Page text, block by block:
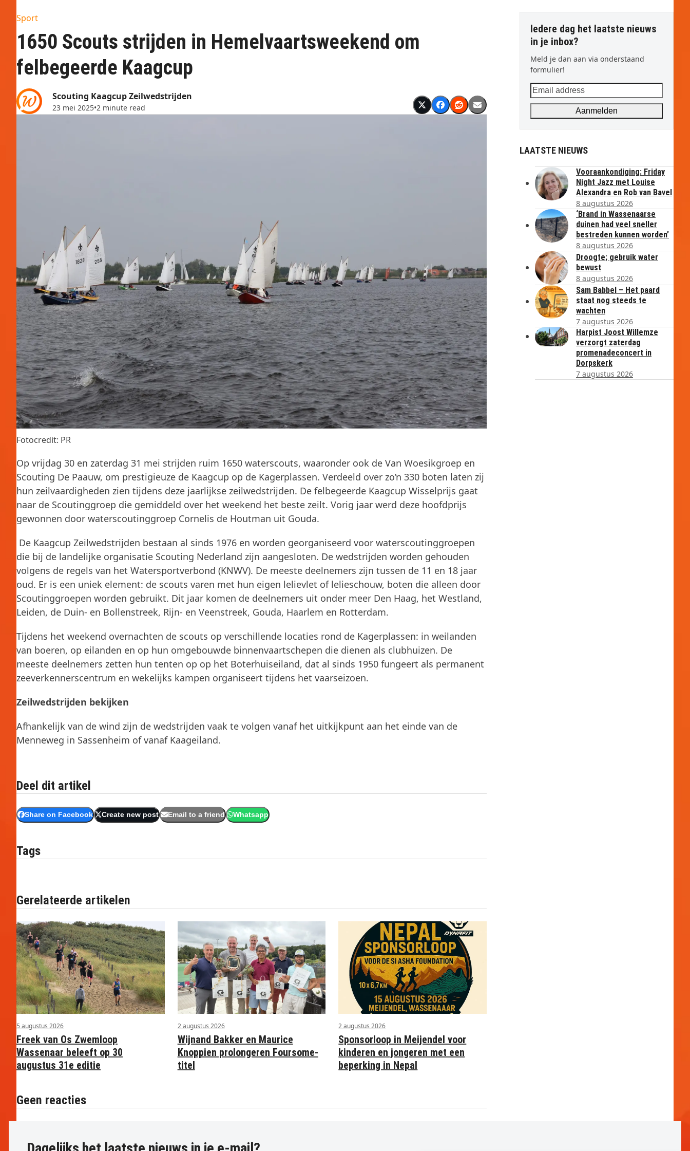
Sport
1650 Scouts strijden in Hemelvaartsweekend om
felbegeerde Kaagcup
Scouting Kaagcup Zeilwedstrijden
23 mei 2025•2 minute read
Fotocredit: PR
Op vrijdag 30 en zaterdag 31 mei strijden ruim 1650 waterscouts, waaronder ook de Van Woesikgroep en
Scouting De Paauw, om prestigieuze de Kaagcup op de Kagerplassen. Verdeeld over zo’n 330 boten laten zij
hun zeilvaardigheden zien tijdens deze jaarlijkse zeilwedstrijden. De felbegeerde Kaagcup Wisselprijs gaat
naar de Scoutinggroep die gemiddeld over het weekend het beste zeilt. Vorig jaar werd deze hoofdprijs
gewonnen door waterscoutinggroep Cornelis de Houtman uit Gouda.
De Kaagcup Zeilwedstrijden bestaan al sinds 1976 en worden georganiseerd voor waterscoutinggroepen
die bij de landelijke organisatie Scouting Nederland zijn aangesloten. De wedstrijden worden gehouden
volgens de regels van het Watersportverbond (KNWV). De meeste deelnemers zijn tussen de 11 en 18 jaar
oud. Er is een uniek element: de scouts varen met hun eigen lelievlet of lelieschouw, boten die alleen door
Scoutinggroepen worden gebruikt. Dit jaar komen de deelnemers uit onder meer Den Haag, het Westland,
Leiden, de Duin- en Bollenstreek, Rijn- en Veenstreek, Gouda, Haarlem en Rotterdam.
Tijdens het weekend overnachten de scouts op verschillende locaties rond de Kagerplassen: in weilanden
van boeren, op eilanden en op hun omgebouwde binnenvaartschepen die dienen als clubhuizen. De
meeste deelnemers zetten hun tenten op op het Boterhuiseiland, dat al sinds 1950 fungeert als permanent
zeeverkennerscentrum en wekelijks kampen organiseert tijdens het vaarseizoen.
Zeilwedstrijden bekijken
Afhankelijk van de wind zijn de wedstrijden vaak te volgen vanaf het uitkijkpunt aan het einde van de
Menneweg in Sassenheim of vanaf Kaageiland.
Deel dit artikel
Share on Facebook Create new post Email to a friend Whatsapp
Tags
Gerelateerde artikelen
5 augustus 2026
Freek van Os Zwemloop
Wassenaar beleeft op 30
augustus 31e editie
2 augustus 2026
Wijnand Bakker en Maurice
Knoppien prolongeren Foursome-
titel
2 augustus 2026
Sponsorloop in Meijendel voor
kinderen en jongeren met een
beperking in Nepal
Geen reacties
Iedere dag het laatste nieuws
in je inbox?
Meld je dan aan via onderstaand
formulier!
Email
address
Aanmelden
LAATSTE NIEUWS
Vooraankondiging: Friday
Night Jazz met Louise
Alexandra en Rob van Bavel
8 augustus 2026
‘Brand in Wassenaarse
duinen had veel sneller
bestreden kunnen worden’
8 augustus 2026
Droogte; gebruik water
bewust
8 augustus 2026
Sam Babbel – Het paard
staat nog steeds te
wachten
7 augustus 2026
Harpist Joost Willemze
verzorgt zaterdag
promenadeconcert in
Dorpskerk
7 augustus 2026